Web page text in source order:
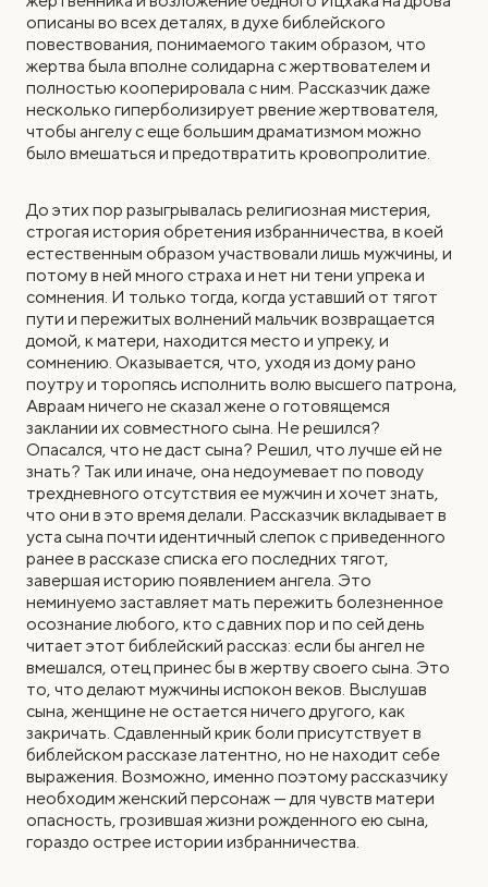
описаны во всех деталях, в духе библейского
повествования, понимаемого таким образом, что
жертва была вполне солидарна с жертвователем и
полностью кооперировала с ним. Рассказчик даже
несколько гиперболизирует рвение жертвователя,
чтобы ангелу с еще большим драматизмом можно
было вмешаться и предотвратить кровопролитие.
До этих пор разыгрывалась религиозная мистерия,
строгая история обретения избранничества, в коей
естественным образом участвовали лишь мужчины, и
потому в ней много страха и нет ни тени упрека и
сомнения. И только тогда, когда уставший от тягот
пути и пережитых волнений мальчик возвращается
домой, к матери, находится место и упреку, и
сомнению. Оказывается, что, уходя из дому рано
поутру и торопясь исполнить волю высшего патрона,
Авраам ничего не сказал жене о готовящемся
заклании их совместного сына. Не решился?
Опасался, что не даст сына? Решил, что лучше ей не
знать? Так или иначе, она недоумевает по поводу
трехдневного отсутствия ее мужчин и хочет знать,
что они в это время делали. Рассказчик вкладывает в
уста сына почти идентичный слепок с приведенного
ранее в рассказе списка его последних тягот,
завершая историю появлением ангела. Это
неминуемо заставляет мать пережить болезненное
осознание любого, кто с давних пор и по сей день
читает этот библейский рассказ: если бы ангел не
вмешался, отец принес бы в жертву своего сына. Это
то, что делают мужчины испокон веков. Выслушав
сына, женщине не остается ничего другого, как
закричать. Сдавленный крик боли присутствует в
библейском рассказе латентно, но не находит себе
выражения. Возможно, именно поэтому рассказчику
необходим женский персонаж — для чувств матери
опасность, грозившая жизни рожденного ею сына,
гораздо острее истории избранничества.